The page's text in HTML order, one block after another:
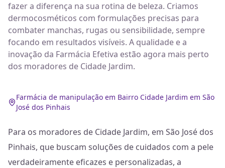
fazer a diferença na sua rotina de beleza. Criamos
dermocosméticos com formulações precisas para
combater manchas, rugas ou sensibilidade, sempre
focando em resultados visíveis. A qualidade e a
inovação da Farmácia Efetiva estão agora mais perto
dos moradores de Cidade Jardim.
Farmácia de manipulação em Bairro Cidade Jardim em São
José dos Pinhais
Para os moradores de Cidade Jardim, em São José dos
Pinhais, que buscam soluções de cuidados com a pele
verdadeiramente eficazes e personalizadas, a